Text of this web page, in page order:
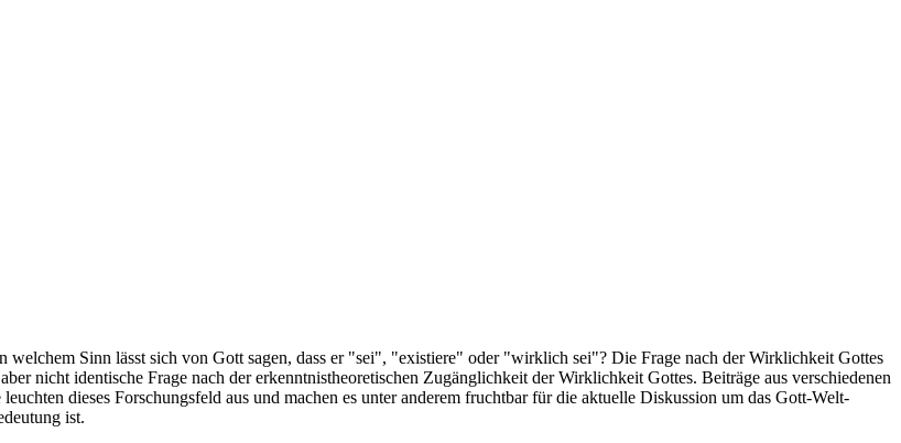
Sinn lässt sich von Gott sagen, dass er "sei", "existiere" oder "wirklich sei"? Die Frage nach der Wirklichkeit Gottes
nicht identische Frage nach der erkenntnistheoretischen Zugänglichkeit der Wirklichkeit Gottes. Beiträge aus verschiedenen
dieses Forschungsfeld aus und machen es unter anderem fruchtbar für die aktuelle Diskussion um das Gott-Welt-
ist.